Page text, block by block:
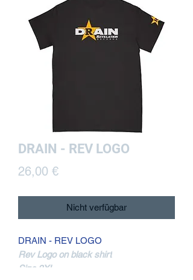
DRAIN - REV LOGO
26,00 €Preis
Nicht verfügbar
DRAIN - REV LOGO
Rev Logo on black shirt
Size 3XL